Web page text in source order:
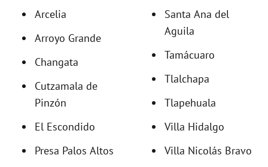
Arcelia
Arroyo Grande
Changata
Cutzamala de
Pinzón
El Escondido
Presa Palos Altos
Santa Ana del
Aguila
Tamácuaro
Tlalchapa
Tlapehuala
Villa Hidalgo
Villa Nicolás Bravo